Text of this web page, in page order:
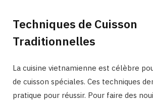
Techniques de Cuisson
Traditionnelles
La cuisine vietnamienne est célèbre
de cuisson spéciales. Ces techniques
pratique pour réussir. Pour faire des